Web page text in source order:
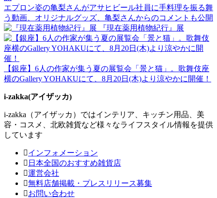
エプロン姿の亀梨さんがアサヒビール社員に手料理を振る舞
う動画、オリジナルグッズ、亀梨さんからのコメントも公開
『現在薬用植物紀行』展
【銀座】6人の作家が集う夏の展覧会「景と猫」。歌舞伎座
横のGallery YOHAKUにて、8月20日(木)より涼やかに開催！
i-zakka(アイザッカ)
i-zakka（アイザッカ）ではインテリア、キッチン用品、美
容・コスメ、北欧雑貨など様々なライフスタイル情報を提供
しています
インフォメーション
日本全国のおすすめ雑貨店
運営会社
無料店舗掲載・プレスリリース募集
お問い合わせ